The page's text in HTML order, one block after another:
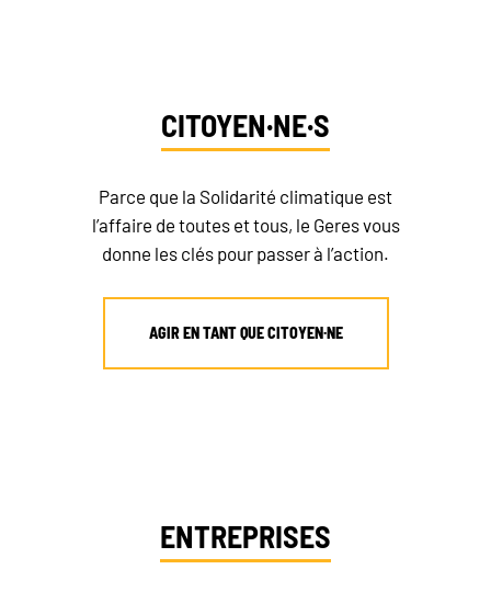
CITOYEN·NE·S
Parce que la Solidarité climatique est
l’affaire de toutes et tous, le Geres vous
donne les clés pour passer à l’action.
AGIR EN TANT QUE CITOYEN·NE
ENTREPRISES